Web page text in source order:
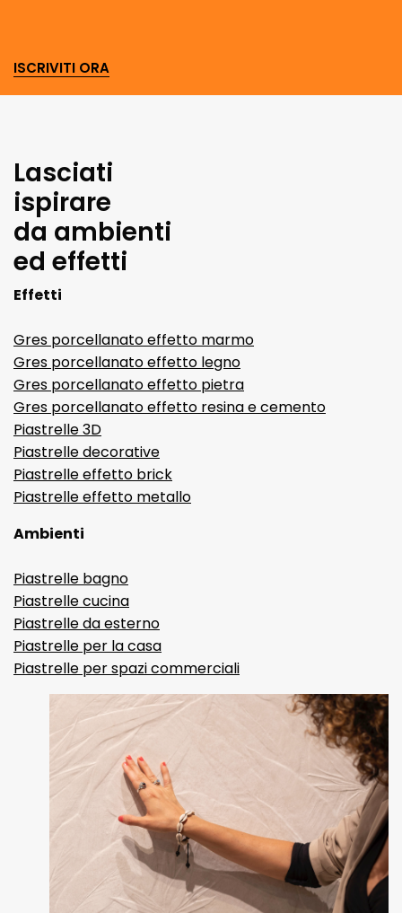
ISCRIVITI ORA
Lasciati
ispirare
da ambienti
ed effetti
Effetti
Gres porcellanato effetto marmo
Gres porcellanato effetto legno
Gres porcellanato effetto pietra
Gres porcellanato effetto resina e cemento
Piastrelle 3D
Piastrelle decorative
Piastrelle effetto brick
Piastrelle effetto metallo
Ambienti
Piastrelle bagno
Piastrelle cucina
Piastrelle da esterno
Piastrelle per la casa
Piastrelle per spazi commerciali